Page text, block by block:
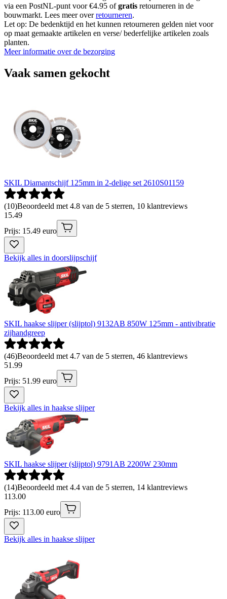
via een PostNL-punt voor €4.95 ofgratis retourneren in de
bouwmarkt. Lees meer overretourneren.
Let op: De bedenktijd en het kunnen retourneren gelden niet voor
op maat gemaakte artikelen en verse/ bederfelijke artikelen zoals
planten.
Meer informatie over de bezorging
Vaak samen gekocht
SKIL Diamantschijf 125mm in 2-delige set 2610S01159
(10)Beoordeeld met 4.8 van de 5 sterren, 10 klantreviews
15.49
Prijs: 15.49 euro
Bekijk alles in doorslijpschijf
SKIL haakse slijper (slijptol) 9132AB 850W 125mm - antivibratie
zijhandgreep
(46)Beoordeeld met 4.7 van de 5 sterren, 46 klantreviews
51 .99
Prijs: 51.99 euro
Bekijk alles in haakse slijper
SKIL haakse slijper (slijptol) 9791AB 2200W 230mm
(14)Beoordeeld met 4.4 van de 5 sterren, 14 klantreviews
113.00
Prijs: 113.00 euro
Bekijk alles in haakse slijper